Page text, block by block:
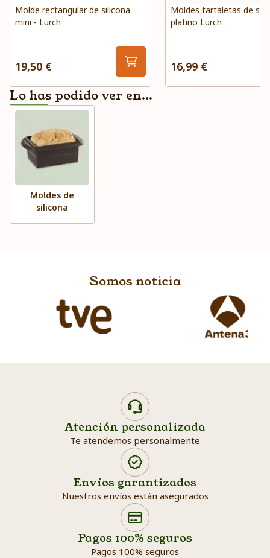
Molde rectangular de silicona
mini - Lurch
19,50 €
Moldes tartaletas de
platino Lurch
16,99 €
Lo has podido ver en...
Moldes de
silicona
Somos noticia
Atención personalizada
Te atendemos personalmente
Envíos garantizados
Nuestros envíos están asegurados
Pagos 100% seguros
Pagos 100% seguros
Search products